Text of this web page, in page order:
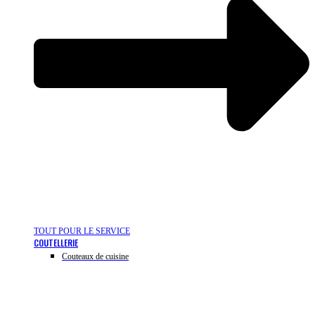
TOUT POUR LE SERVICE
COUTELLERIE
Couteaux de cuisine